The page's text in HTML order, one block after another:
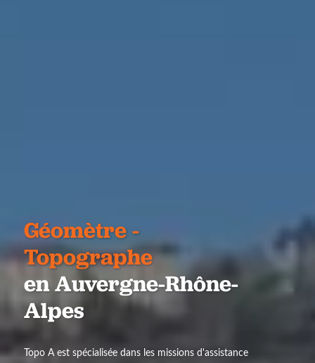
Géomètre -
Topographe
en Auvergne-Rhône-
Alpes
Topo A est spécialisée dans les missions d'assistance